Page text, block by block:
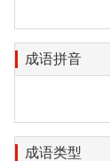
成语拼音
成语类型